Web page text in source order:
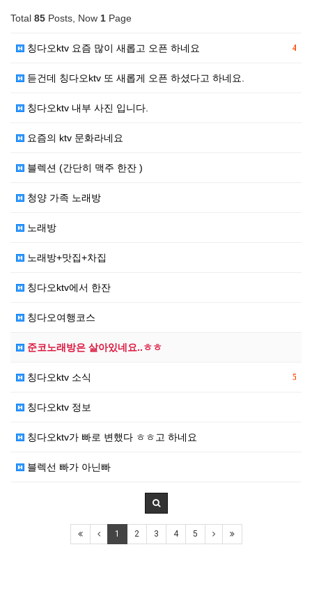
Total 85 Posts, Now 1 Page
4
칭다오ktv 요즘 많이 새롭고 오픈 하네요
듣건데 칭다오ktv 또 새롭게 오픈 하셨다고 하네요.
칭다오ktv 내부 사진 입니다.
요즘의 ktv 문화라네요
블렉션 (간단히 맥주 한잔 )
청양 가족 노래방
노래방
노래방+맛집+차집
칭다오ktv에서 한잔
칭다오여행코스
준코노래방은 살아있네요..ㅎㅎ
5
칭다오ktv 소식
칭다오ktv 정보
칭다오ktv가 빠로 변했다 ㅎㅎ고 하네요
블렉선 빠가 아닌빠
1 2 3 4 5